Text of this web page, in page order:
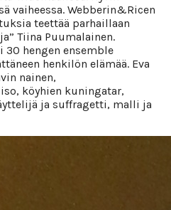
vaiheessa. Webberin&Ricen
teettää parhaillaan
Tiina Puumalainen.
30 hengen ensemble
henkilön elämää. Eva
nainen,
köyhien kuningatar,
ja suffragetti, malli ja